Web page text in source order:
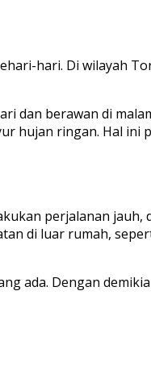
hari. Di wilayah
dan berawan di
hujan ringan. Hal
perjalanan
di luar rumah,
ada. Dengan